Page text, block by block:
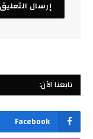
تابعنا الآن:
Facebook